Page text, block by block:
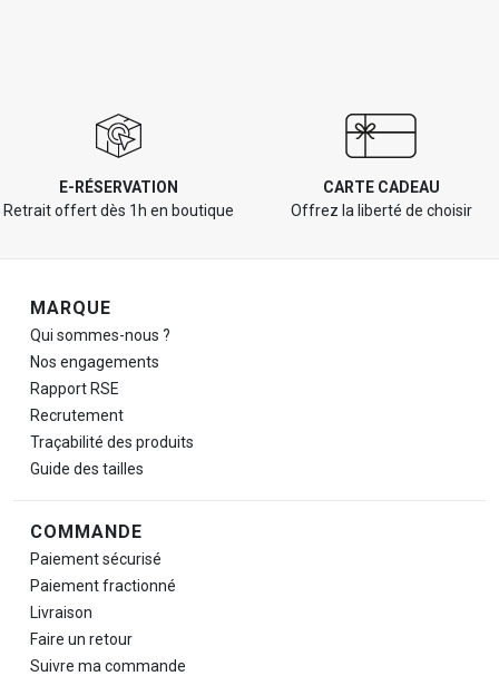
E-RÉSERVATION
Retrait offert dès 1h en boutique
CARTE CADEAU
Offrez la liberté de choisir
Navigation de pied de page
MARQUE
Qui sommes-nous ?
Nos engagements
Rapport RSE
Recrutement
Traçabilité des produits
Guide des tailles
COMMANDE
Paiement sécurisé
Paiement fractionné
Livraison
Faire un retour
Suivre ma commande